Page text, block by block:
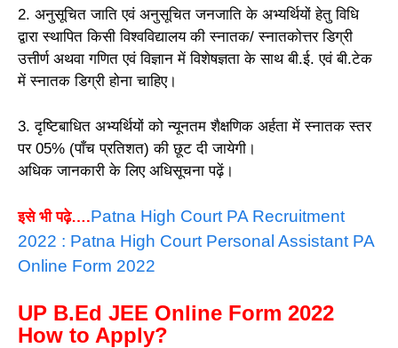
2. अनुसूचित जाति एवं अनुसूचित जनजाति के अभ्यर्थियों हेतु विधि
द्वारा स्थापित किसी विश्वविद्यालय की स्नातक/ स्नातकोत्तर डिग्री
उत्तीर्ण अथवा गणित एवं विज्ञान में विशेषज्ञता के साथ बी.ई. एवं बी.टेक
में स्नातक डिग्री होना चाहिए।
3. दृष्टिबाधित अभ्यर्थियों को न्यूनतम शैक्षणिक अर्हता में स्नातक स्तर
पर 05% (पाँच प्रतिशत) की छूट दी जायेगी।
अधिक जानकारी के लिए अधिसूचना पढ़ें।
इसे भी पढ़े….Patna High Court PA Recruitment
2022 : Patna High Court Personal Assistant PA
Online Form 2022
UP B.Ed JEE Online Form 2022
How to Apply?